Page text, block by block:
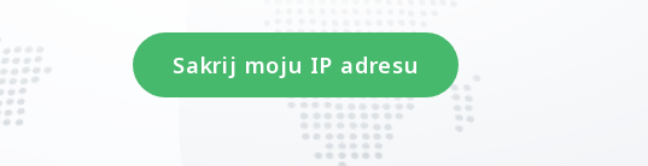
Sakrij moju IP adresu